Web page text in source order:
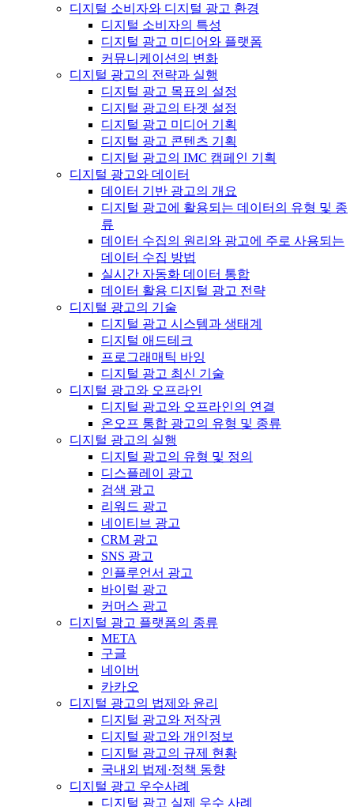
디지털 소비자와 디지털 광고 환경
디지털 소비자의 특성
디지털 광고 미디어와 플랫폼
커뮤니케이션의 변화
디지털 광고의 전략과 실행
디지털 광고 목표의 설정
디지털 광고의 타겟 설정
디지털 광고 미디어 기획
디지털 광고 콘텐츠 기획
디지털 광고의 IMC 캠페인 기획
디지털 광고와 데이터
데이터 기반 광고의 개요
디지털 광고에 활용되는 데이터의 유형 및 종
류
데이터 수집의 원리와 광고에 주로 사용되는
데이터 수집 방법
실시간 자동화 데이터 통합
데이터 활용 디지털 광고 전략
디지털 광고의 기술
디지털 광고 시스템과 생태계
디지털 애드테크
프로그래매틱 바잉
디지털 광고 최신 기술
디지털 광고와 오프라인
디지털 광고와 오프라인의 연결
온오프 통합 광고의 유형 및 종류
디지털 광고의 실행
디지털 광고의 유형 및 정의
디스플레이 광고
검색 광고
리워드 광고
네이티브 광고
CRM 광고
SNS 광고
인플루언서 광고
바이럴 광고
커머스 광고
디지털 광고 플랫폼의 종류
META
구글
네이버
카카오
디지털 광고의 법제와 윤리
디지털 광고와 저작권
디지털 광고와 개인정보
디지털 광고의 규제 현황
국내외 법제·정책 동향
디지털 광고 우수사례
디지털 광고 실제 우수 사례